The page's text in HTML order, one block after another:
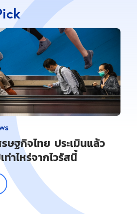
ษฐกิจไทย ประเมินแล้ว
ท่าไหร่จากไวรัสนี้